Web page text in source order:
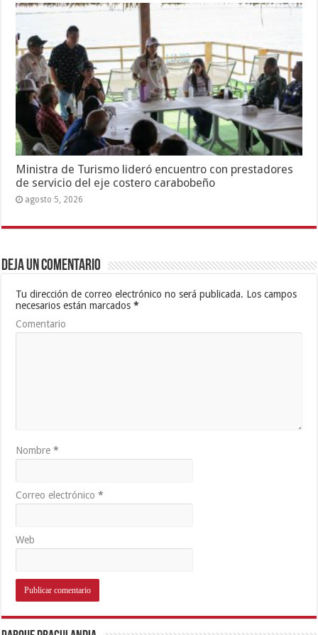
Ministra de Turismo lideró encuentro con prestadores
de servicio del eje costero carabobeño
agosto 5, 2026
Deja un comentario
Tu dirección de correo electrónico no será publicada. Los campos
necesarios están marcados*
Comentario
Nombre*
Correo electrónico*
Web